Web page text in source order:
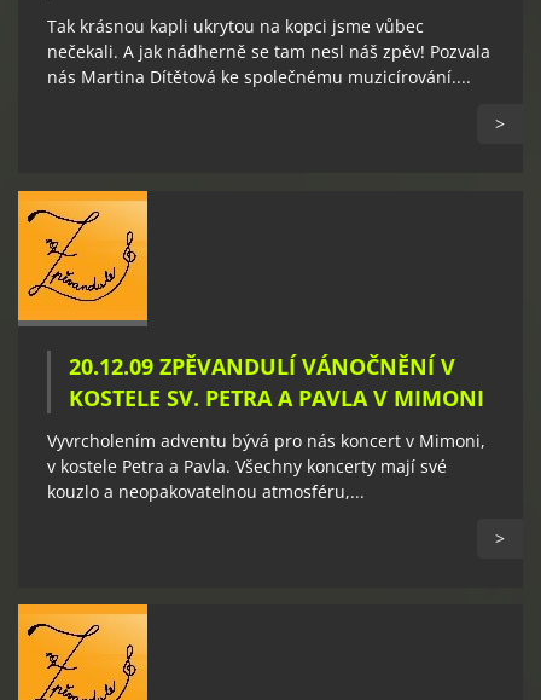
Tak krásnou kapli ukrytou na kopci jsme vůbec
nečekali. A jak nádherně se tam nesl náš zpěv! Pozvala
nás Martina Dítětová ke společnému muzicírování....
>
20.12.09 ZPĚVANDULÍ VÁNOČNĚNÍ V
KOSTELE SV. PETRA A PAVLA V MIMONI
Vyvrcholením adventu bývá pro nás koncert v Mimoni,
v kostele Petra a Pavla. Všechny koncerty mají své
kouzlo a neopakovatelnou atmosféru,...
>